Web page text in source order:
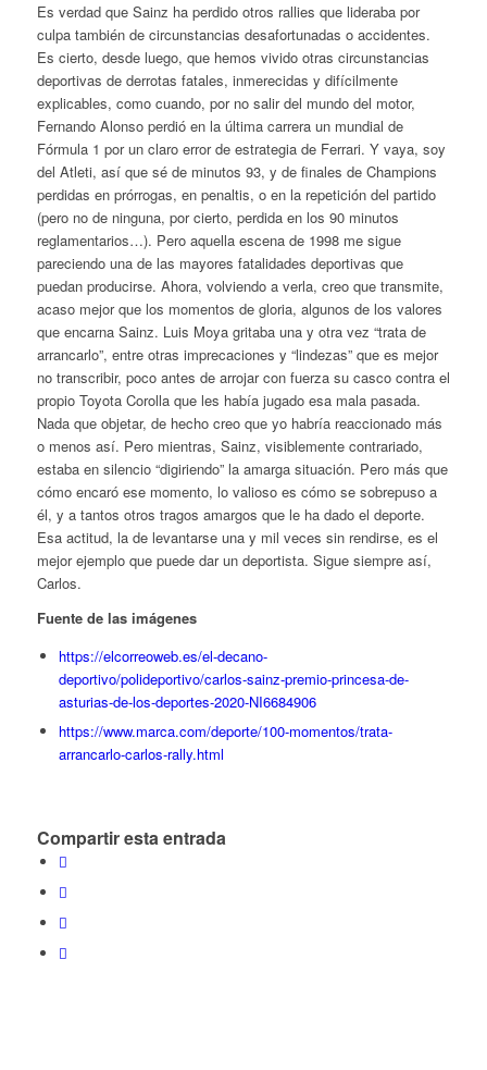
Es verdad que Sainz ha perdido otros rallies que lideraba por
culpa también de circunstancias desafortunadas o accidentes.
Es cierto, desde luego, que hemos vivido otras circunstancias
deportivas de derrotas fatales, inmerecidas y difícilmente
explicables, como cuando, por no salir del mundo del motor,
Fernando Alonso perdió en la última carrera un mundial de
Fórmula 1 por un claro error de estrategia de Ferrari. Y vaya, soy
del Atleti, así que sé de minutos 93, y de finales de Champions
perdidas en prórrogas, en penaltis, o en la repetición del partido
(pero no de ninguna, por cierto, perdida en los 90 minutos
reglamentarios…). Pero aquella escena de 1998 me sigue
pareciendo una de las mayores fatalidades deportivas que
puedan producirse. Ahora, volviendo a verla, creo que transmite,
acaso mejor que los momentos de gloria, algunos de los valores
que encarna Sainz. Luis Moya gritaba una y otra vez “trata de
arrancarlo”, entre otras imprecaciones y “lindezas” que es mejor
no transcribir, poco antes de arrojar con fuerza su casco contra el
propio Toyota Corolla que les había jugado esa mala pasada.
Nada que objetar, de hecho creo que yo habría reaccionado más
o menos así. Pero mientras, Sainz, visiblemente contrariado,
estaba en silencio “digiriendo” la amarga situación. Pero más que
cómo encaró ese momento, lo valioso es cómo se sobrepuso a
él, y a tantos otros tragos amargos que le ha dado el deporte.
Esa actitud, la de levantarse una y mil veces sin rendirse, es el
mejor ejemplo que puede dar un deportista. Sigue siempre así,
Carlos.
Fuente de las imágenes
https://elcorreoweb.es/el-decano-
deportivo/polideportivo/carlos-sainz-premio-princesa-de-
asturias-de-los-deportes-2020-NI6684906
https://www.marca.com/deporte/100-momentos/trata-
arrancarlo-carlos-rally.html
Compartir esta entrada